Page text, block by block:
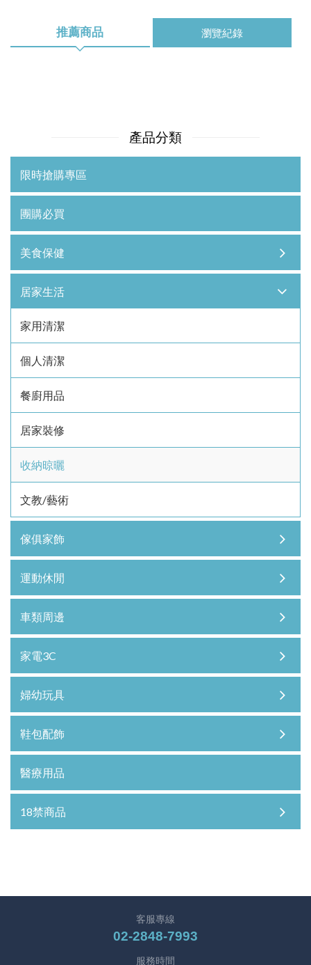
推薦商品 瀏覽紀錄
產品分類
限時搶購專區
團購必買
美食保健
居家生活
家用清潔
個人清潔
餐廚用品
居家裝修
收納晾曬
文教/藝術
傢俱家飾
運動休閒
車類周邊
家電3C
婦幼玩具
鞋包配飾
醫療用品
18禁商品
客服專線
02-2848-7993
服務時間